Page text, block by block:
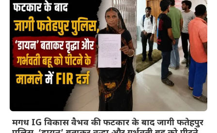
मगध IG विकास वैभव की फटकार के बाद जागी फतेहपुर